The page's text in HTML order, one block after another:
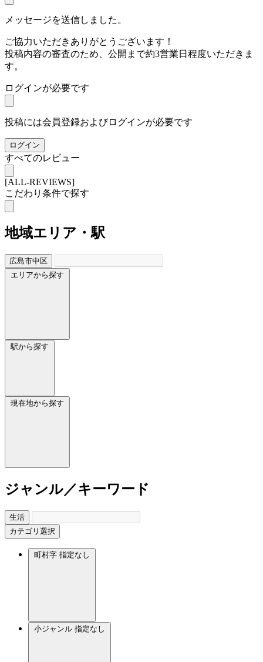
メッセージを送信しました。
ご協力いただきありがとうございます！
投稿内容の審査のため、公開まで約3営業日程度いただきま
す。
ログインが必要です
投稿には会員登録およびログインが必要です
ログイン
すべてのレビュー
[ALL-REVIEWS]
こだわり条件で探す
地域エリア・駅
広島市中区
エリアから探す
駅から探す
現在地から探す
ジャンル／キーワード
生活
カテゴリ選択
町村字 指定なし
小ジャンル 指定なし